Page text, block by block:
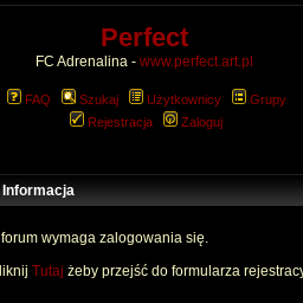
Perfect
FC Adrenalina - www.perfect.art.pl
FAQ Szukaj Użytkownicy
Grupy
Rejestracja
Zaloguj
Informacja
wymaga zalogowania się.
Tutaj żeby przejść do formularza